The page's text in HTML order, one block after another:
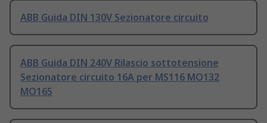
ABB Guida DIN 130V Sezionatore circuito
ABB Guida DIN 240V Rilascio sottotensione
Sezionatore circuito 16A per MS116 MO132
MO165